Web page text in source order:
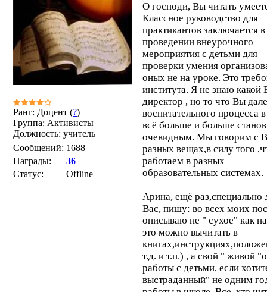
Ранг: Доцент (?)
Группа: Активисты
Должность: учитель
Сообщений: 1688
Награды:
36
Статус:
Offline
О господи, Вы читать
Классное руководство для
практикантов заключается в
проведении внеурочного
мероприятия с детьми для
проверки умения
оных не на уроке. Это
института. Я не знаю какой
директор , но то что Вы
воспитательного процесса
всё больше и больше
очевидным. Мы говорим с
разных вещах,в силу того
работаем в разных
образовательных системах.
Арина, ещё раз,специально
Вас, пишу: во всех моих
описываю не " сухое" как
это можно вычитать в
т.д. и т.п.) , а свой " живой
работы с детьми, если
выстраданный" не одним